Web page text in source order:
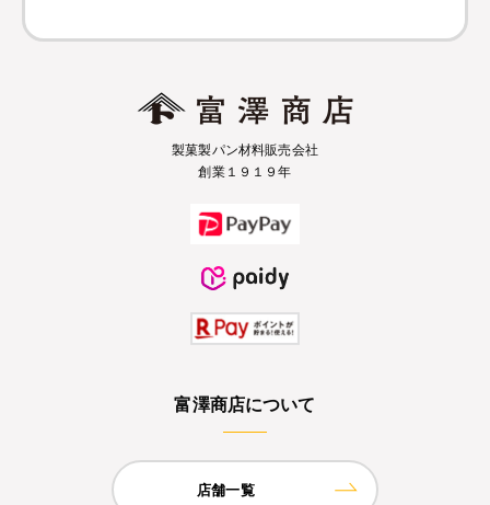
製菓製パン材料販売会社
創業１９１９年
富澤商店について
店舗一覧